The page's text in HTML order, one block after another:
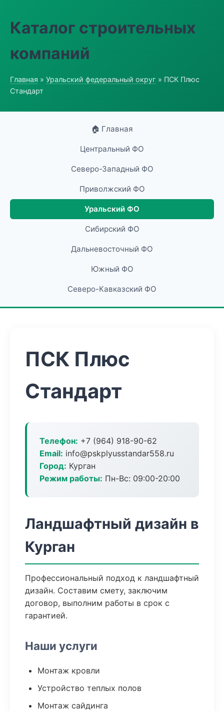
Каталог строительных
компаний
Главная » Уральский федеральный округ » ПСК Плюс
Стандарт
🏠 Главная
Центральный ФО
Северо-Западный ФО
Приволжский ФО
Уральский ФО
Сибирский ФО
Дальневосточный ФО
Южный ФО
Северо-Кавказский ФО
ПСК Плюс
Стандарт
Телефон: +7 (964) 918-90-62
Email: info@pskplyusstandar558.ru
Город: Курган
Режим работы: Пн-Вс: 09:00-20:00
Ландшафтный дизайн в
Курган
Профессиональный подход к ландшафтный
дизайн. Составим смету, заключим
договор, выполним работы в срок с
гарантией.
Наши услуги
Монтаж кровли
Устройство теплых полов
Монтаж сайдинга